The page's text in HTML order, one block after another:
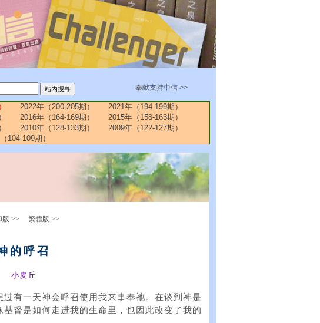
奉献支持中信 >>
2022年（200-205期）
2021年（194-199期）
2016年（164-169期）
2015年（158-163期）
2010年（128-133期）
2009年（122-127期）
104-109期）
版 >> 繁體版 >>
的呼召
小皮丘
有一天神会呼召使用我来事奉祂。在谈到神是
督是如何走进我的生命里，也因此改变了我的